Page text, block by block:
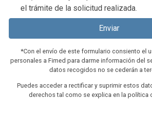
el trámite de la solicitud realizada.
Enviar
*Con el envío de este formulario consiento el
personales a Fimed para darme información del
datos recogidos no se cederán a
Puedes acceder a rectificar y suprimir estos
derechos tal como se explica en la política